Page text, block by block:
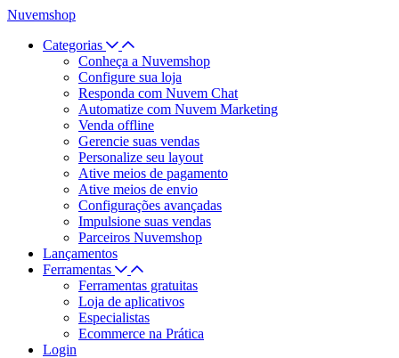
Nuvemshop
Categorias
Conheça a Nuvemshop
Configure sua loja
Responda com Nuvem Chat
Automatize com Nuvem Marketing
Venda offline
Gerencie suas vendas
Personalize seu layout
Ative meios de pagamento
Ative meios de envio
Configurações avançadas
Impulsione suas vendas
Parceiros Nuvemshop
Lançamentos
Ferramentas
Ferramentas gratuitas
Loja de aplicativos
Especialistas
Ecommerce na Prática
Login